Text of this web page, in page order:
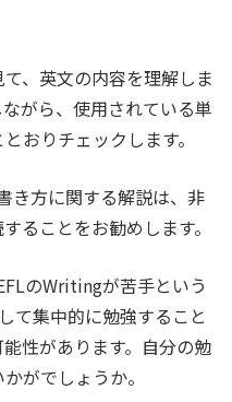
、英文の内容を理解しま
がら、使用されている単
おりチェックします。
き方に関する解説は、非
ることをお勧めします。
のWritingが苦手という
て集中的に勉強すること
性があります。自分の勉
がでしょうか。